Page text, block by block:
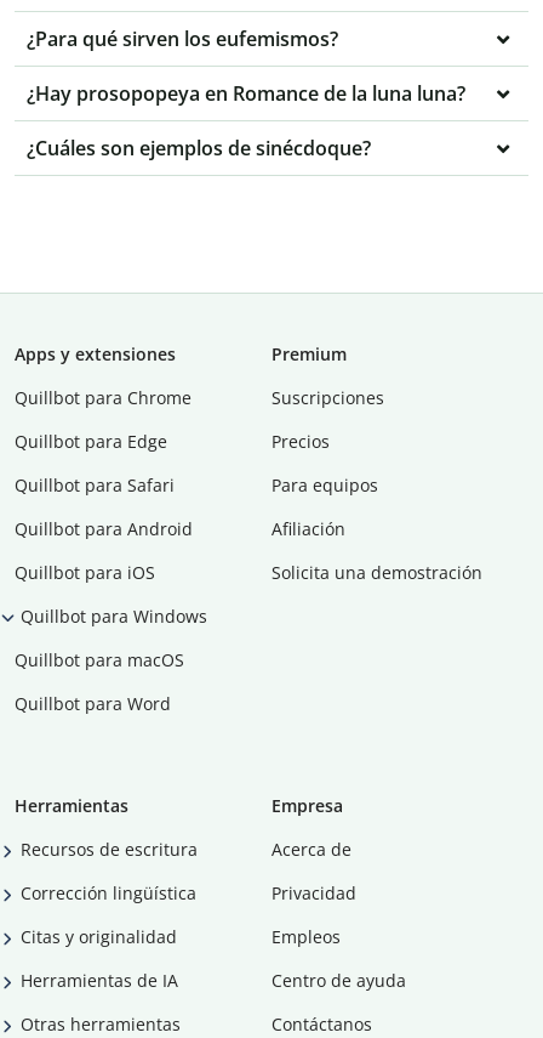
¿Para qué sirven los eufemismos?
¿Hay prosopopeya en Romance de la luna luna?
¿Cuáles son ejemplos de sinécdoque?
Apps y extensiones
Quillbot para Chrome
Quillbot para Edge
Quillbot para Safari
Quillbot para Android
Quillbot para iOS
Quillbot para Windows
Quillbot para macOS
Quillbot para Word
Premium
Suscripciones
Precios
Para equipos
Afiliación
Solicita una demostración
Herramientas
Recursos de escritura
Corrección lingüística
Citas y originalidad
Herramientas de IA
Otras herramientas
Empresa
Acerca de
Privacidad
Empleos
Centro de ayuda
Contáctanos